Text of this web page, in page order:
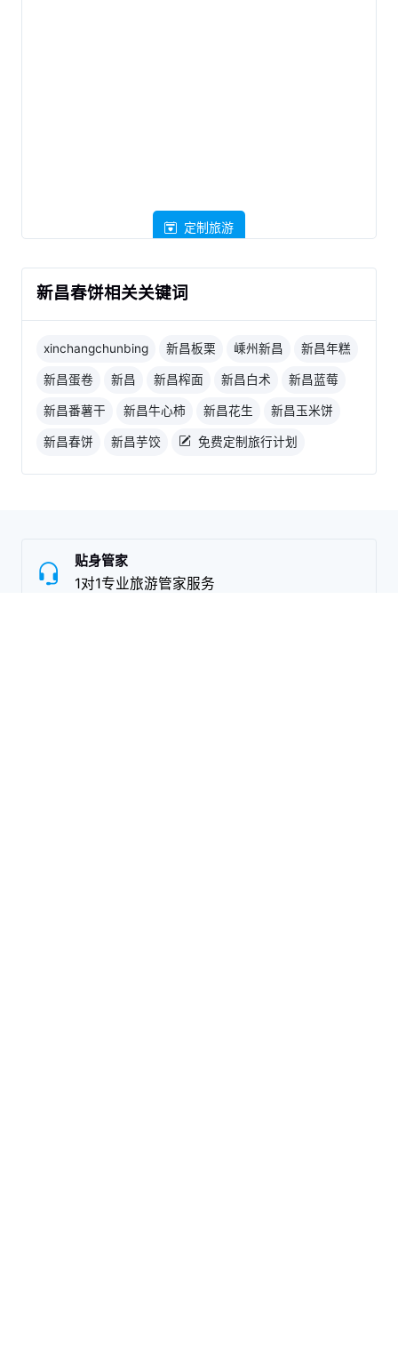
定制旅游
新昌春饼相关关键词
xinchangchunbing 新昌板栗 嵊州新昌 新昌年糕
新昌蛋卷 新昌 新昌榨面 新昌白术 新昌蓝莓
新昌番薯干 新昌牛心柿 新昌花生 新昌玉米饼
新昌春饼 新昌芋饺 免费定制旅行计划
贴身管家
1对1专业旅游管家服务